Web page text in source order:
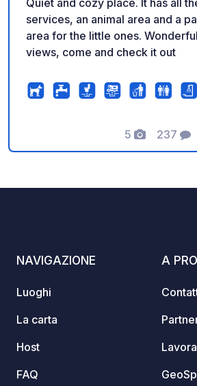
services, an animal area and a
area for the little ones. Wonderful
views, come and check it out
5
Foto
237
NAVIGAZIONE
Luoghi
La carta
Host
FAQ
A